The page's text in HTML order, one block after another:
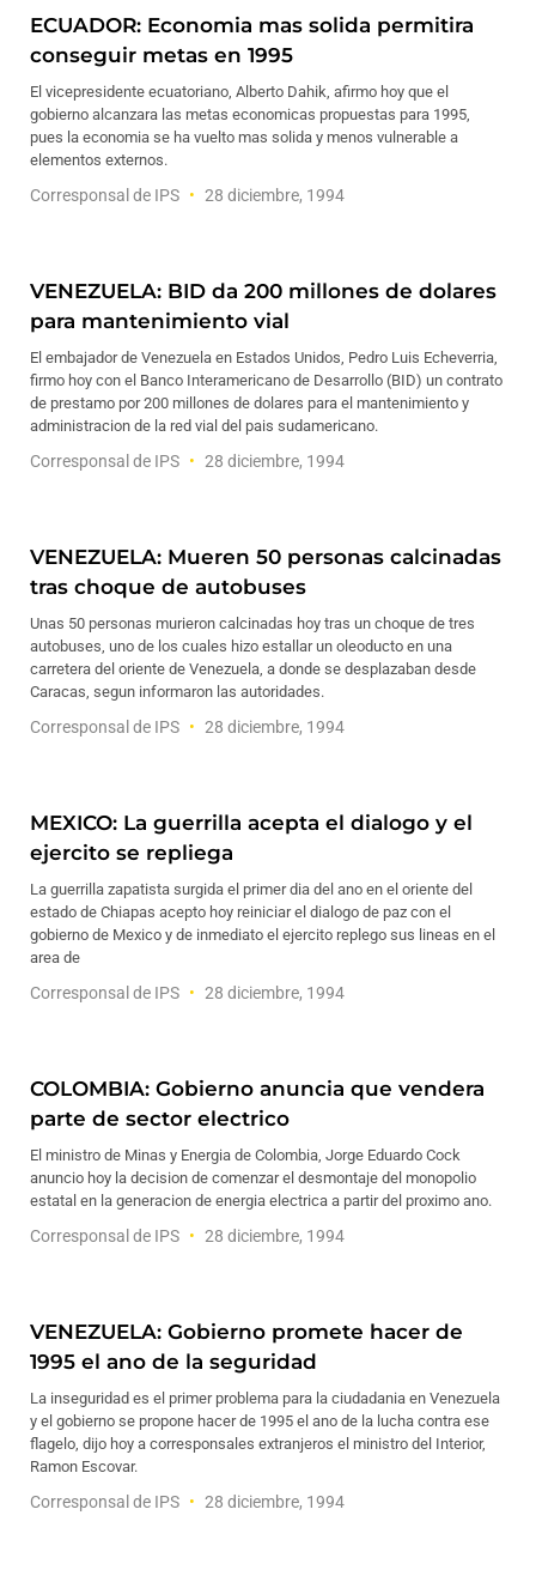
ECUADOR: Economia mas solida permitira
conseguir metas en 1995
El vicepresidente ecuatoriano, Alberto Dahik, afirmo hoy que el
gobierno alcanzara las metas economicas propuestas para 1995,
pues la economia se ha vuelto mas solida y menos vulnerable a
elementos externos.
Corresponsal de IPS 28 diciembre, 1994
VENEZUELA: BID da 200 millones de dolares
para mantenimiento vial
El embajador de Venezuela en Estados Unidos, Pedro Luis Echeverria,
firmo hoy con el Banco Interamericano de Desarrollo (BID) un contrato
de prestamo por 200 millones de dolares para el mantenimiento y
administracion de la red vial del pais sudamericano.
Corresponsal de IPS 28 diciembre, 1994
VENEZUELA: Mueren 50 personas calcinadas
tras choque de autobuses
Unas 50 personas murieron calcinadas hoy tras un choque de tres
autobuses, uno de los cuales hizo estallar un oleoducto en una
carretera del oriente de Venezuela, a donde se desplazaban desde
Caracas, segun informaron las autoridades.
Corresponsal de IPS 28 diciembre, 1994
MEXICO: La guerrilla acepta el dialogo y el
ejercito se repliega
La guerrilla zapatista surgida el primer dia del ano en el oriente del
estado de Chiapas acepto hoy reiniciar el dialogo de paz con el
gobierno de Mexico y de inmediato el ejercito replego sus lineas en el
area de
Corresponsal de IPS 28 diciembre, 1994
COLOMBIA: Gobierno anuncia que vendera
parte de sector electrico
El ministro de Minas y Energia de Colombia, Jorge Eduardo Cock
anuncio hoy la decision de comenzar el desmontaje del monopolio
estatal en la generacion de energia electrica a partir del proximo ano.
Corresponsal de IPS 28 diciembre, 1994
VENEZUELA: Gobierno promete hacer de
1995 el ano de la seguridad
La inseguridad es el primer problema para la ciudadania en Venezuela
y el gobierno se propone hacer de 1995 el ano de la lucha contra ese
flagelo, dijo hoy a corresponsales extranjeros el ministro del Interior,
Ramon Escovar.
Corresponsal de IPS 28 diciembre, 1994